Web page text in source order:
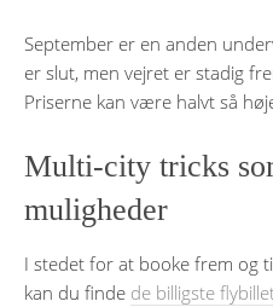
September er en anden
er slut, men vejret er stadig
Priserne kan være halvt så
Multi-city tricks
muligheder
I stedet for at booke frem og
kan du finde de billigste